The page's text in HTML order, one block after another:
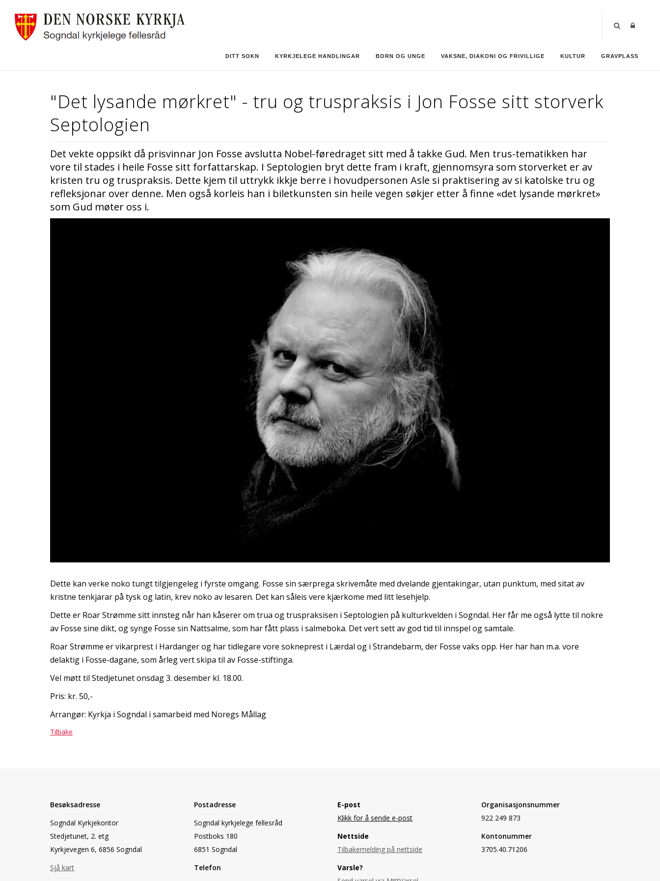
DITT SOKN KYRKJELEGE HANDLINGAR BORN OG UNGE VAKSNE, DIAKONI OG FRIVILLIGE KULTUR GRAVPLASS
"Det lysande mørkret" - tru og truspraksis i Jon Fosse sitt storverk
Septologien
Det vekte oppsikt då prisvinnar Jon Fosse avslutta Nobel-føredraget sitt med å takke Gud. Men trus-tematikken har
vore til stades i heile Fosse sitt forfattarskap. I Septologien bryt dette fram i kraft, gjennomsyra som storverket er av
kristen tru og truspraksis. Dette kjem til uttrykk ikkje berre i hovudpersonen Asle si praktisering av si katolske tru og
refleksjonar over denne. Men også korleis han i biletkunsten sin heile vegen søkjer etter å finne «det lysande mørkret»
som Gud møter oss i.
Dette kan verke noko tungt tilgjengeleg i fyrste omgang. Fosse sin særprega skrivemåte med dvelande gjentakingar, utan punktum, med sitat av
kristne tenkjarar på tysk og latin, krev noko av lesaren. Det kan såleis vere kjærkome med litt lesehjelp.
Dette er Roar Strømme sitt innsteg når han kåserer om trua og truspraksisen i Septologien på kulturkvelden i Sogndal. Her får me også lytte til nokre
av Fosse sine dikt, og synge Fosse sin Nattsalme, som har fått plass i salmeboka. Det vert sett av god tid til innspel og samtale.
Roar Strømme er vikarprest i Hardanger og har tidlegare vore sokneprest i Lærdal og i Strandebarm, der Fosse vaks opp. Her har han m.a. vore
delaktig i Fosse-dagane, som årleg vert skipa til av Fosse-stiftinga.
Vel møtt til Stedjetunet onsdag 3. desember kl. 18.00.
Pris: kr. 50,-
Arrangør: Kyrkja i Sogndal i samarbeid med Noregs Mållag
Tilbake
Besøksadresse
Sogndal Kyrkjekontor
Stedjetunet, 2. etg
Kyrkjevegen 6, 6856 Sogndal
Sjå kart
Postadresse
Sogndal kyrkjelege fellesråd
Postboks 180
6851 Sogndal
Telefon
E-post
Klikk for å sende e-post
Nettside
Tilbakemelding på nettside
Varsle?
Organisasjonsnummer
922 249 873
Kontonummer
3705.40.71206